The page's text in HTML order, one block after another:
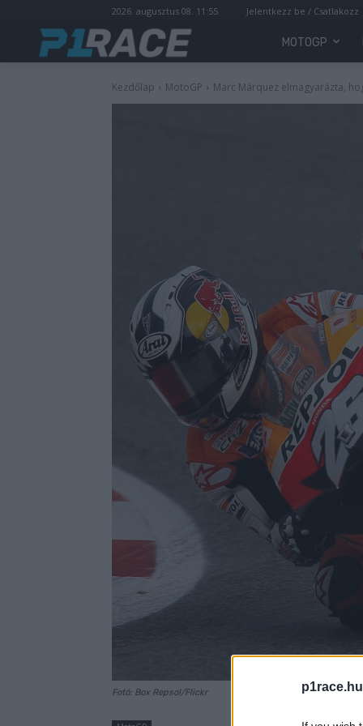
2026. augusztus 08. 11:55 Jelentkezz be / Csatlakozz
MOTOGP
Kezdőlap MotoGP Marc Márquez elmagyarázta,
Fotó: Box Repsol/Flickr